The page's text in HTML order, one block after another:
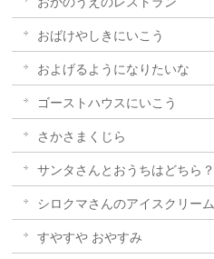
おばけやしきにいこう
およげるようになりたいな
ゴーストハウスにいこう
さかさまくじら
サンタさんとおうちはどちら？
シロクマさんのアイスクリーム
すやすや おやすみ